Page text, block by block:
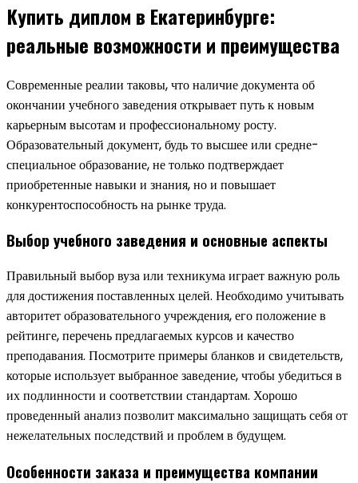
Купить диплом в Екатеринбурге:
реальные возможности и преимущества
Современные реалии таковы, что наличие документа об
окончании учебного заведения открывает путь к новым
карьерным высотам и профессиональному росту.
Образовательный документ, будь то высшее или средне-
специальное образование, не только подтверждает
приобретенные навыки и знания, но и повышает
конкурентоспособность на рынке труда.
Выбор учебного заведения и основные аспекты
Правильный выбор вуза или техникума играет важную роль
для достижения поставленных целей. Необходимо учитывать
авторитет образовательного учреждения, его положение в
рейтинге, перечень предлагаемых курсов и качество
преподавания. Посмотрите примеры бланков и свидетельств,
которые использует выбранное заведение, чтобы убедиться в
их подлинности и соответствии стандартам. Хорошо
проведенный анализ позволит максимально защищать себя от
нежелательных последствий и проблем в будущем.
Особенности заказа и преимущества компании